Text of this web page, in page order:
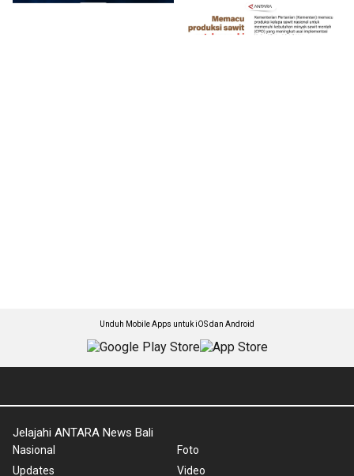
Unduh Mobile Apps untuk iOS dan Android
Jelajahi ANTARA News Bali
Nasional
Updates
Foto
Video